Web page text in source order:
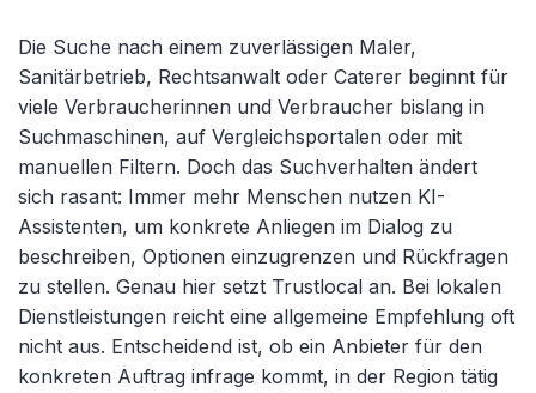
Die Suche nach einem zuverlässigen Maler,
Sanitärbetrieb, Rechtsanwalt oder Caterer beginnt für
viele Verbraucherinnen und Verbraucher bislang in
Suchmaschinen, auf Vergleichsportalen oder mit
manuellen Filtern. Doch das Suchverhalten ändert
sich rasant: Immer mehr Menschen nutzen KI-
Assistenten, um konkrete Anliegen im Dialog zu
beschreiben, Optionen einzugrenzen und Rückfragen
zu stellen. Genau hier setzt Trustlocal an. Bei lokalen
Dienstleistungen reicht eine allgemeine Empfehlung oft
nicht aus. Entscheidend ist, ob ein Anbieter für den
konkreten Auftrag infrage kommt, in der Region tätig